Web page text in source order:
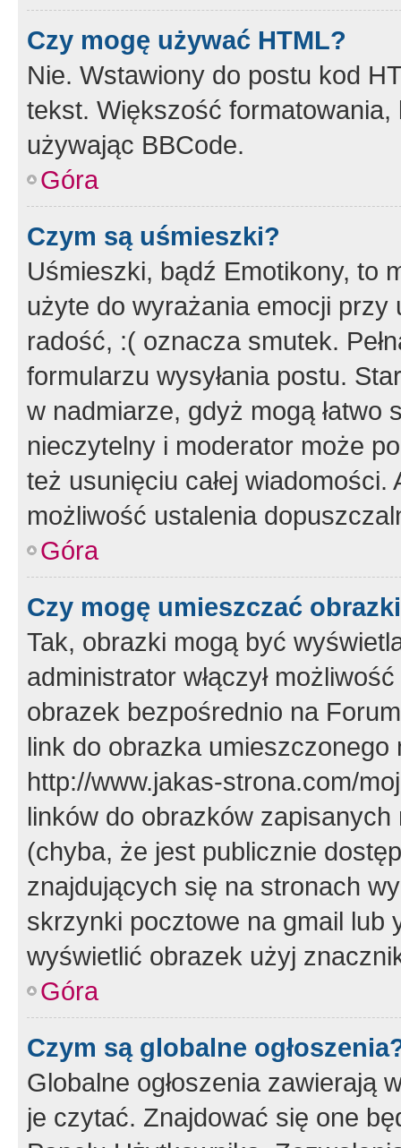
Czy mogę używać HTML?
Nie. Wstawiony do postu kod
tekst. Większość
używając BBCode.
Góra
Czym są uśmieszki?
Uśmieszki, bądź Emotikony, to
użyte do wyrażania emocji
radość, :( oznacza smutek.
formularzu wysyłania postu.
w nadmiarze, gdyż mogą
nieczytelny i moderator może
też usunięciu całej
możliwość ustalenia
Góra
Czy mogę umieszczać
Tak, obrazki mogą być
administrator włączył
obrazek bezpośrednio na
link do obrazka
http://www.jakas-strona.com/
linków do obrazków
(chyba, że jest publicznie
znajdujących się na stronach
skrzynki pocztowe na gmail lub
wyświetlić obrazek użyj
Góra
Czym są globalne
Globalne ogłoszenia zawierają
je czytać. Znajdować się one